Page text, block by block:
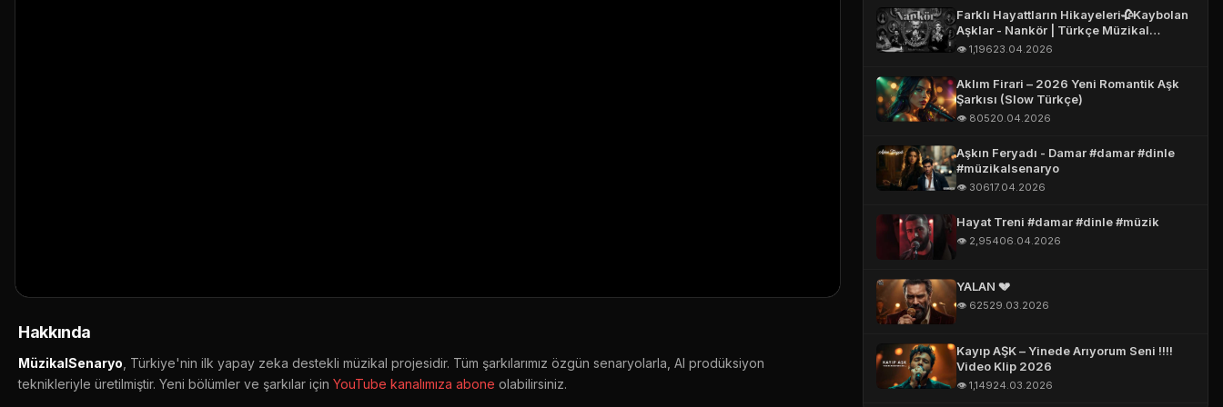
Hakkında
MüzikalSenaryo , Türkiye'nin ilk yapay zeka destekli müzikal projesidir. Tüm şarkılarımız özgün senaryolarla, AI prodüksiyon
teknikleriyle üretilmiştir. Yeni bölümler ve şarkılar için YouTube kanalımıza abone olabilirsiniz.
Farklı Hayattların Hikayeleri🥀Kaybolan
Aşklar - Nankör | Türkçe Müzikal
(Official Story Video)
👁️ 1,19623.04.2026
Aklım Firari – 2026 Yeni Romantik Aşk
Şarkısı (Slow Türkçe)
👁️ 80520.04.2026
Aşkın Feryadı - Damar #damar #dinle
#müzikalsenaryo
👁️ 30617.04.2026
Hayat Treni #damar #dinle #müzik
👁️ 2,95406.04.2026
YALAN 💔
👁️ 62529.03.2026
Kayıp AŞK – Yinede Arıyorum Seni !!!!
Video Klip 2026
👁️ 1,14924.03.2026
Müzikal Senaryo Asistanı
👋 Merhaba!
ADINIZ *
E-POSTA *
TELEFON (WHATSAPP OLABILIR) *